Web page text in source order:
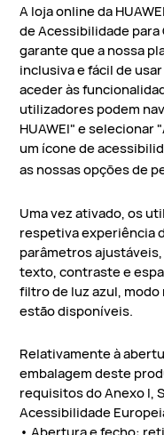
A loja online da
de Acessibilidade para
garante que a nossa
inclusiva e fácil de
aceder às
utilizadores podem
HUAWEI" e selecionar
um ícone de
as nossas opções de
Uma vez ativado, os
respetiva experiência
parâmetros
texto, contraste e
filtro de luz azul,
estão disponíveis.
Relativamente à
embalagem deste
requisitos do Anexo I,
Acessibilidade